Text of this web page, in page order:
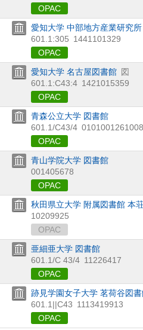
OPAC
愛知大学 中部地方産業研究所
601.1:305 1441101329
OPAC
愛知大学 名古屋図書館 図
601.1:C43:4 1421015359
OPAC
青森公立大学 図書館
601.1/C43/4 0101001261008
OPAC
青山学院大学 図書館
001405678
OPAC
秋田県立大学 附属図書館 本
10209925
OPAC
亜細亜大学 図書館
601.1/C 43/4 11226417
OPAC
跡見学園女子大学 茗荷谷図
601.1||C43 1113419913
OPAC